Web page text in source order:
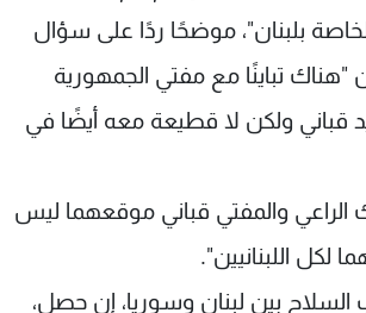
بلبنان"، موضحًا ردًا على سؤال
"هناك تباينًا مع مفتي الجمهورية
قباني ولكن لا قطيعة معه أيضًا في
الراعي والمفتي قباني موقعهما ليس
السلاح بين لبنان وسوريا، إن حصل،